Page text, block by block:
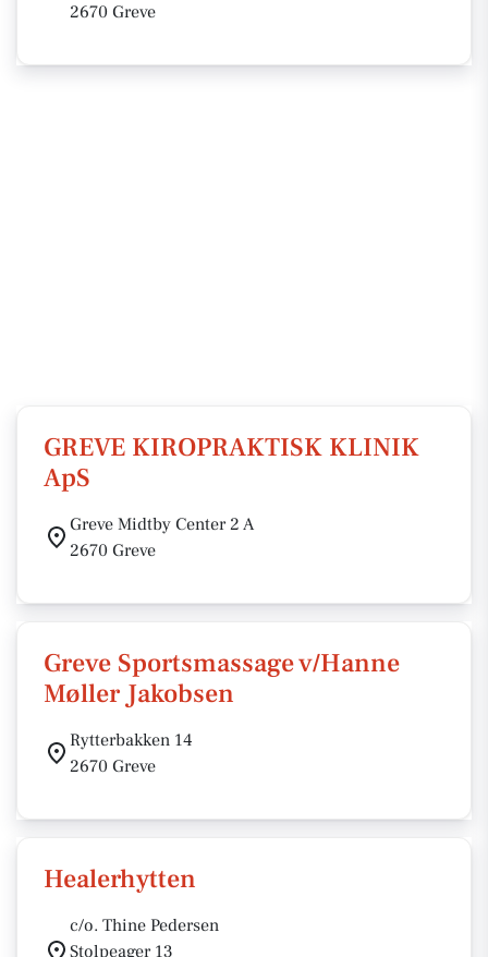
2670 Greve
GREVE KIROPRAKTISK KLINIK
ApS
Greve Midtby Center 2 A
2670 Greve
Greve Sportsmassage v/Hanne
Møller Jakobsen
Rytterbakken 14
2670 Greve
Healerhytten
c/o. Thine Pedersen
Stolpeager 13